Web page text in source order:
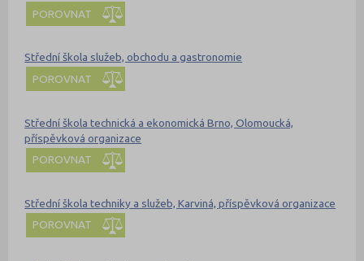
POROVNAT
Střední škola služeb, obchodu a gastronomie
POROVNAT
Střední škola technická a ekonomická Brno, Olomoucká,
příspěvková organizace
POROVNAT
Střední škola techniky a služeb, Karviná, příspěvková organizace
POROVNAT